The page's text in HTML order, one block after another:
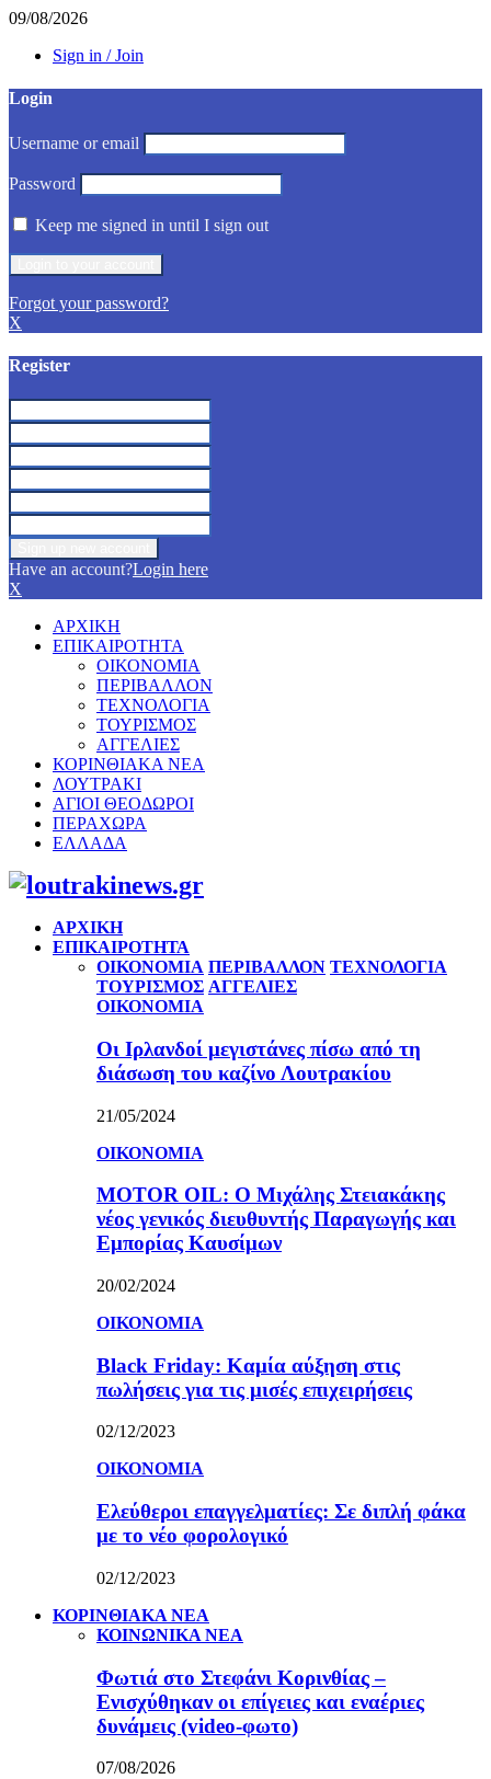
09/08/2026
Sign in / Join
Login
Username or email
Password
Keep me signed in until I sign out
Forgot your password?
X
Register
Have an account?Login here
X
ΑΡΧΙΚΗ
ΕΠΙΚΑΙΡΟΤΗΤΑ
ΟΙΚΟΝΟΜΙΑ
ΠΕΡΙΒΑΛΛΟΝ
ΤΕΧΝΟΛΟΓΙΑ
ΤΟΥΡΙΣΜΟΣ
ΑΓΓΕΛΙΕΣ
ΚΟΡΙΝΘΙΑΚΑ ΝΕΑ
ΛΟΥΤΡΑΚΙ
ΑΓΙΟΙ ΘΕΟΔΩΡΟΙ
ΠΕΡΑΧΩΡΑ
ΕΛΛΑΔΑ
Facebook
Twitter
Instagram
Pinterest
Youtube
ΑΡΧΙΚΗ
ΕΠΙΚΑΙΡΟΤΗΤΑ
ΟΙΚΟΝΟΜΙΑ ΠΕΡΙΒΑΛΛΟΝ ΤΕΧΝΟΛΟΓΙΑ
ΤΟΥΡΙΣΜΟΣ ΑΓΓΕΛΙΕΣ
ΟΙΚΟΝΟΜΙΑ
Οι Ιρλανδοί μεγιστάνες πίσω από τη
διάσωση του καζίνο Λουτρακίου
21/05/2024
ΟΙΚΟΝΟΜΙΑ
MOTOR OIL: Ο Μιχάλης Στειακάκης
νέος γενικός διευθυντής Παραγωγής και
Εμπορίας Καυσίμων
20/02/2024
ΟΙΚΟΝΟΜΙΑ
Black Friday: Καμία αύξηση στις
πωλήσεις για τις μισές επιχειρήσεις
02/12/2023
ΟΙΚΟΝΟΜΙΑ
Ελεύθεροι επαγγελματίες: Σε διπλή φάκα
με το νέο φορολογικό
02/12/2023
ΚΟΡΙΝΘΙΑΚΑ ΝΕΑ
ΚΟΙΝΩΝΙΚΑ ΝΕΑ
Φωτιά στο Στεφάνι Κορινθίας –
Ενισχύθηκαν οι επίγειες και εναέριες
δυνάμεις (video-φωτο)
07/08/2026